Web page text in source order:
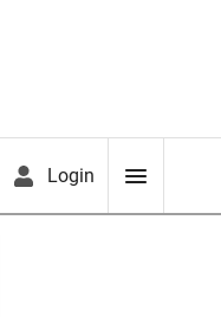
Login